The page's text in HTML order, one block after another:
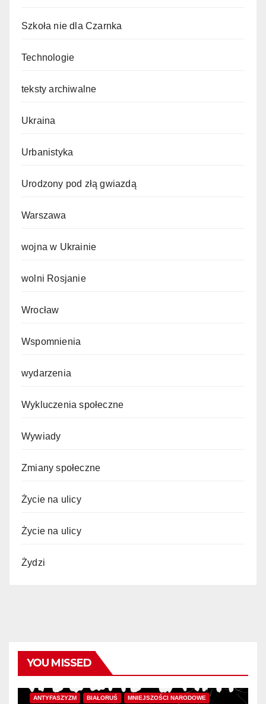
Szkoła nie dla Czarnka
Technologie
teksty archiwalne
Ukraina
Urbanistyka
Urodzony pod złą gwiazdą
Warszawa
wojna w Ukrainie
wolni Rosjanie
Wrocław
Wspomnienia
wydarzenia
Wykluczenia społeczne
Wywiady
Zmiany społeczne
Życie na ulicy
Życie na ulicy
Żydzi
YOU MISSED
ANTYFASZYZM BIAŁORUŚ MNIEJSZOŚCI NARODOWE